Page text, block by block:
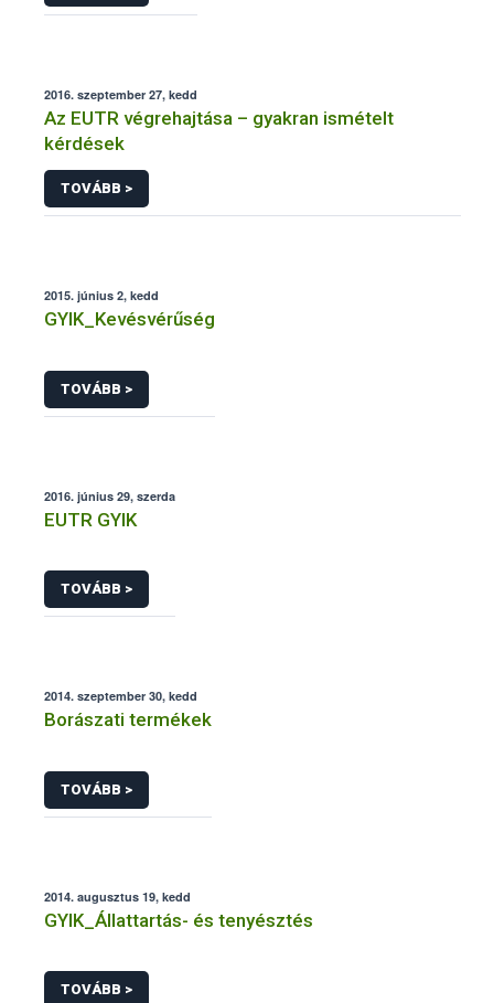
2016. szeptember 27, kedd
Az EUTR végrehajtása – gyakran ismételt
kérdések
TOVÁBB >
2015. június 2, kedd
GYIK_Kevésvérűség
TOVÁBB >
2016. június 29, szerda
EUTR GYIK
TOVÁBB >
2014. szeptember 30, kedd
Borászati termékek
TOVÁBB >
2014. augusztus 19, kedd
GYIK_Állattartás- és tenyésztés
TOVÁBB >